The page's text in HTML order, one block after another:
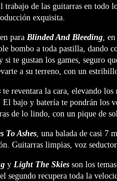
trabajo de las guitarras en todo
exquisita.
para Blinded And Bleeding, en
bombo a toda pastilla, dando
si te gustan los games, seguro
a su terreno, con un
te reventara la cara, elevando
El bajo y batería te pondrán los
de lo lindo, con un pique de
To Ashes, una balada de casi 7
Guitarras limpias, voz
y Light The Skies son los
segundo recupera toda la